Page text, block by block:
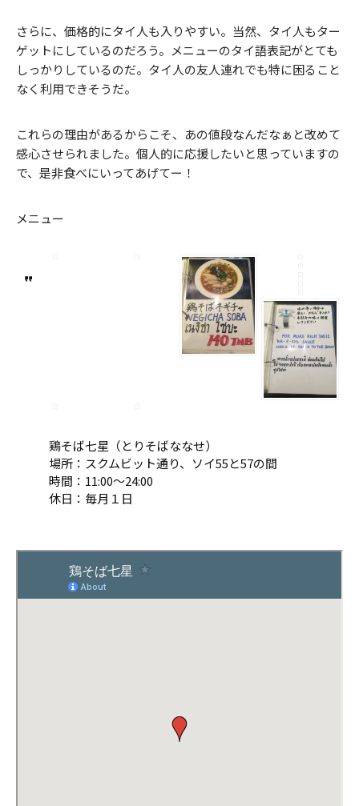
さらに、価格的にタイ人も入りやすい。当然、タイ人もター
ゲットにしているのだろう。メニューのタイ語表記がとても
しっかりしているのだ。タイ人の友人連れでも特に困ること
なく利用できそうだ。
これらの理由があるからこそ、あの値段なんだなぁと改めて
感心させられました。個人的に応援したいと思っていますの
で、是非食べにいってあげてー！
メニュー
鶏そば七星（とりそばななせ）
場所：スクムビット通り、ソイ55と57の間
時間：11:00～24:00
休日：毎月１日